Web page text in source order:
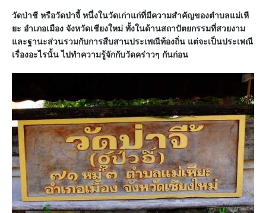
วัดป่าชี หรือวัดป่าจี้ หนึ่งในวัดเก่าแก่ที่มีความสำคัญของตำบลแม่เหี
ยะ อำเภอเมือง จังหวัดเชียงใหม่ ทั้งในด้านสถาปัตยกรรมที่สวยงาม
และฐานะส่วนรวมกับการสืบสานประเพณีท้องถิ่น แต่จะเป็นประเพณี
เรื่องอะไรนั้น ไปทำความรู้จักกับวัดคร่าวๆ กันก่อน